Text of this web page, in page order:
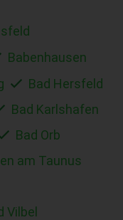
Babenhausen
Bad Hersfeld
Bad Karlshafen
Bad Orb
am Taunus
Vilbel